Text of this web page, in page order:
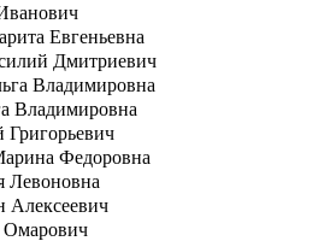
Евгеньевна
Дмитриевич
Владимировна
Владимировна
Федоровна
Левоновна
Алексеевич
Омарович